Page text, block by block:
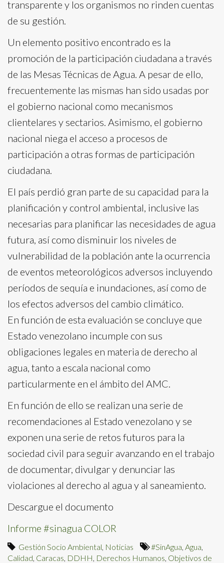
transparente y los organismos no rinden cuentas
de su gestión.
Un elemento positivo encontrado es la
promoción de la participación ciudadana a través
de las Mesas Técnicas de Agua. A pesar de ello,
frecuentemente las mismas han sido usadas por
el gobierno nacional como mecanismos
clientelares y sectarios. Asimismo, el gobierno
nacional niega el acceso a procesos de
participación a otras formas de participación
ciudadana.
El país perdió gran parte de su capacidad para la
planificación y control ambiental, inclusive las
necesarias para planificar las necesidades de agua
futura, así como disminuir los niveles de
vulnerabilidad de la población ante la ocurrencia
de eventos meteorológicos adversos incluyendo
períodos de sequía e inundaciones, así como de
los efectos adversos del cambio climático.
En función de esta evaluación se concluye que
Estado venezolano incumple con sus
obligaciones legales en materia de derecho al
agua, tanto a escala nacional como
particularmente en el ámbito del AMC.
En función de ello se realizan una serie de
recomendaciones al Estado venezolano y se
exponen una serie de retos futuros para la
sociedad civil para seguir avanzando en el trabajo
de documentar, divulgar y denunciar las
violaciones al derecho al agua y al saneamiento.
Descargue el documento
Informe #sinagua COLOR
Gestión Socio Ambiental Noticias #SinAgua Agua
Calidad Caracas DDHH Derechos Humanos Objetivos de